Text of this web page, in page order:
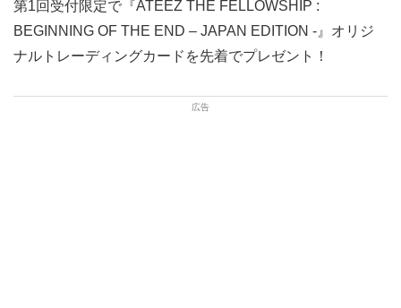
第1回受付限定で『ATEEZ THE FELLOWSHIP :
BEGINNING OF THE END – JAPAN EDITION -』オリジ
ナルトレーディングカードを先着でプレゼント！